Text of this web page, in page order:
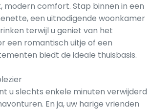
comfort. Stap binnen in een
een uitnodigende woonkamer
terwijl u geniet van het
een romantisch uitje of een
biedt de ideale thuisbasis.
u slechts enkele minuten verwijderd
En ja, uw harige vrienden